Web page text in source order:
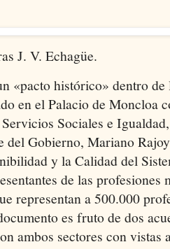
J. V. Echagüe.
«pacto histórico» dentro
en el Palacio de Moncloa
Sociales e
del Gobierno, Mariano
y la Calidad del
de las profesiones
representan a 500.000
es fruto de dos
ambos sectores con vistas